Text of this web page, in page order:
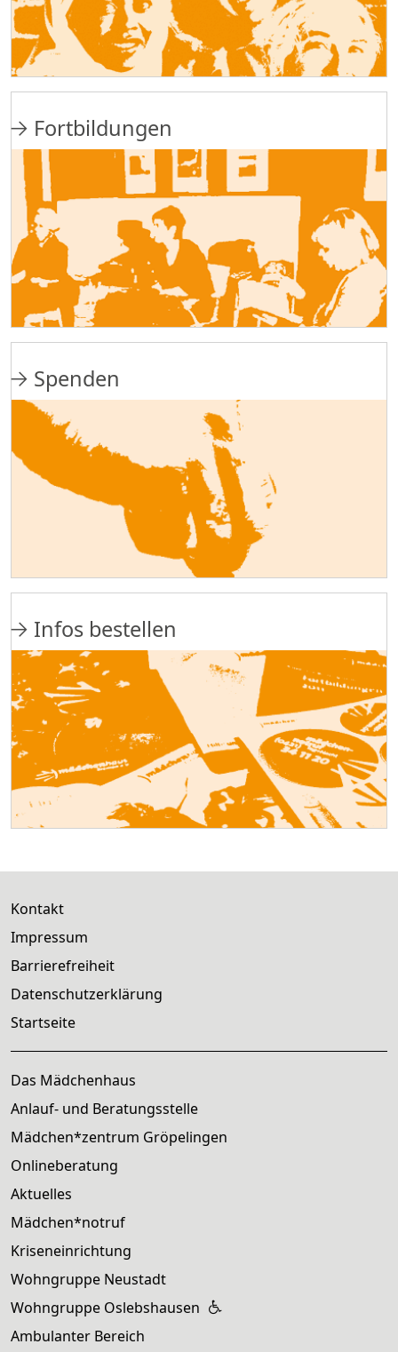
Fortbildungen
Spenden
Infos bestellen
Kontakt
Impressum
Barrierefreiheit
Datenschutzerklärung
Startseite
Das Mädchenhaus
Anlauf- und Beratungsstelle
Mädchen*zentrum Gröpelingen
Onlineberatung
Aktuelles
Mädchen*notruf
Kriseneinrichtung
Wohngruppe Neustadt
Wohngruppe Oslebshausen
Ambulanter Bereich